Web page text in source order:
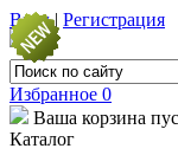
Вход| Регистрация
Избранное 0
Ваша корзина
Каталог